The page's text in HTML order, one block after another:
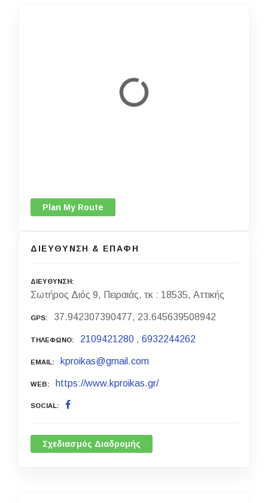
Plan My Route
ΔΙΕΥΘΥΝΣΗ & ΕΠΑΦΗ
ΔΙΕΥΘΥΝΣΗ
Σωτήρος Διός 9, Πειραιάς, τκ : 18535, Αττικής
GPS 37.942307390477, 23.645639508942
ΤΗΛΕΦΩΝΟ 2109421280 ,6932244262
EMAIL kproikas@gmail.com
WEB https://www.kproikas.gr/
SOCIAL
Σχεδιασμός Διαδρομής